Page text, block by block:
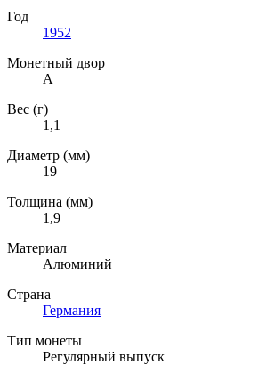
Год
1952
Монетный двор
A
Вес (г)
1,1
Диаметр (мм)
19
Толщина (мм)
1,9
Материал
Алюминий
Страна
Германия
Тип монеты
Регулярный выпуск